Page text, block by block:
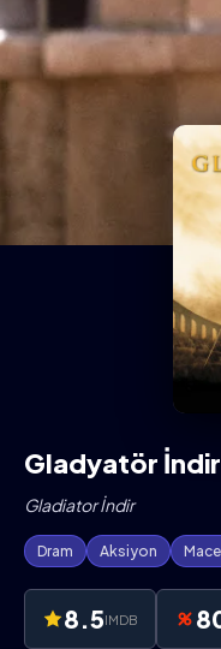
Dizi Kategorileri
Gladyatör İndir
Gladiator İndir
Dram Aksiyon
8.5IMDB